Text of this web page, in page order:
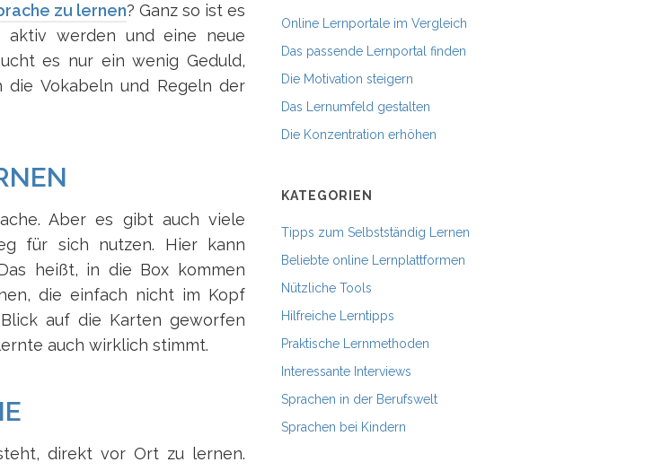
zu lernen? Ganz so ist es
aktiv werden und eine neue
es nur ein wenig Geduld,
Vokabeln und Regeln der
Aber es gibt auch viele
für sich nutzen. Hier kann
heißt, in die Box kommen
die einfach nicht im Kopf
auf die Karten geworfen
auch wirklich stimmt.
direkt vor Ort zu lernen.
Online Lernportale im Vergleich
Das passende Lernportal finden
Die Motivation steigern
Das Lernumfeld gestalten
Die Konzentration erhöhen
KATEGORIEN
Tipps zum Selbstständig Lernen
Beliebte online Lernplattformen
Nützliche Tools
Hilfreiche Lerntipps
Praktische Lernmethoden
Interessante Interviews
Sprachen in der Berufswelt
Sprachen bei Kindern